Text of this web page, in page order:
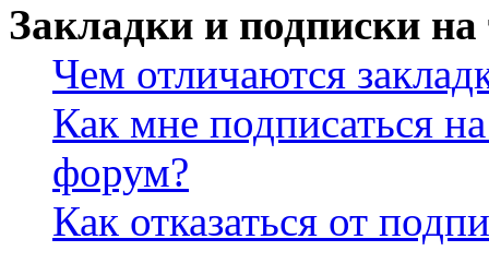
Закладки и подписки
Чем отличаются
Как мне подписаться
форум?
Как отказаться от